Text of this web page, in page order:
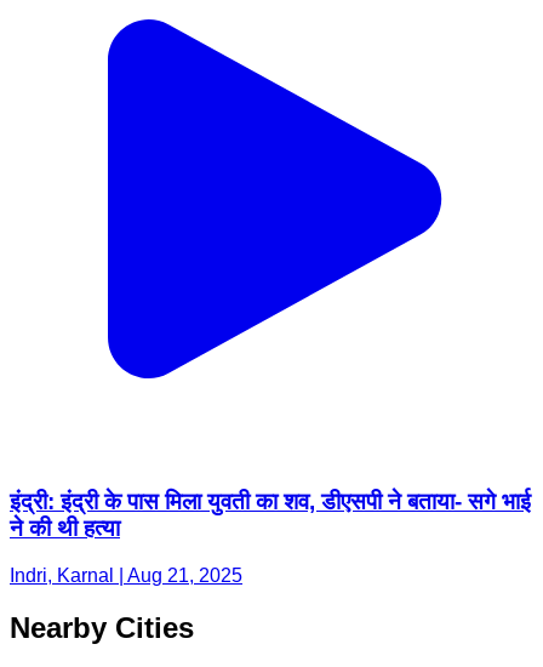
इंद्री: इंद्री के पास मिला युवती का शव, डीएसपी ने बताया- सगे भाई
ने की थी हत्या
Indri, Karnal | Aug 21, 2025
Nearby Cities